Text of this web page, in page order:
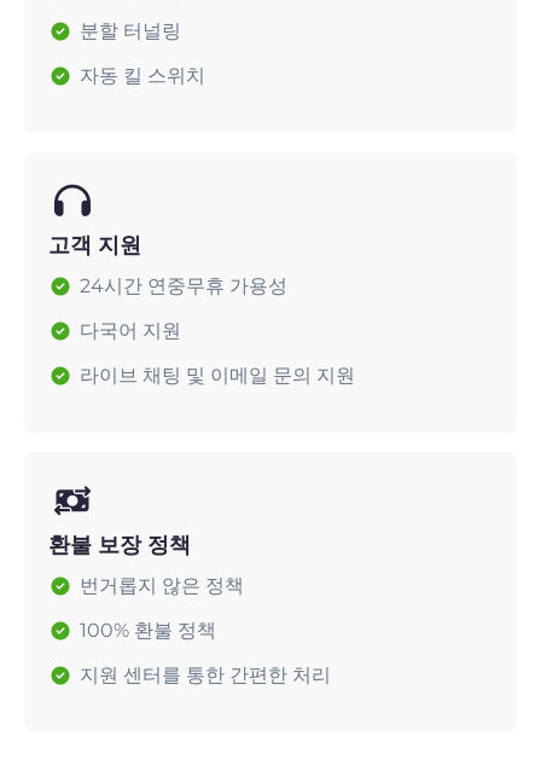
분할 터널링
자동 킬 스위치
고객 지원
24시간 연중무휴 가용성
다국어 지원
라이브 채팅 및 이메일 문의 지원
환불 보장 정책
번거롭지 않은 정책
100% 환불 정책
지원 센터를 통한 간편한 처리